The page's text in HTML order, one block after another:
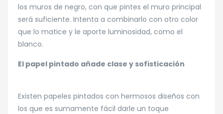
los muros de negro, con que pintes el muro principal
será suficiente. Intenta a combinarlo con otro color
que lo matice y le aporte luminosidad, como el
blanco.
El papel pintado añade clase y sofisticación
Existen papeles pintados con hermosos diseños con
los que es sumamente fácil darle un toque